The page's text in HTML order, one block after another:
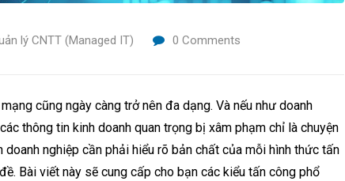
lý CNTT (Managed IT) 0 Comments
cũng ngày càng trở nên đa dạng. Và nếu như doanh
thông tin kinh doanh quan trọng bị xâm phạm chỉ là chuyện
nghiệp cần phải hiểu rõ bản chất của mỗi hình thức tấn
Bài viết này sẽ cung cấp cho bạn các kiểu tấn công phổ